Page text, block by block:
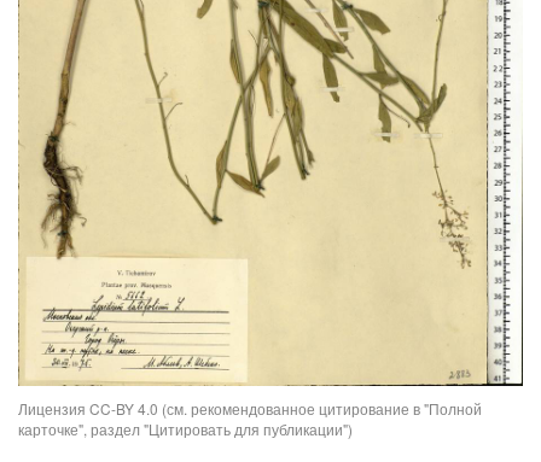
Лицензия CC-BY 4.0 (см. рекомендованное цитирование в "Полной
карточке", раздел "Цитировать для публикации")